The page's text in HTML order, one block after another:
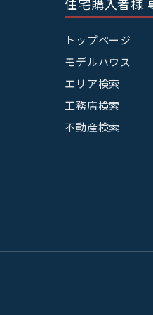
トップページ
モデルハウス
エリア検索
工務店検索
不動産検索